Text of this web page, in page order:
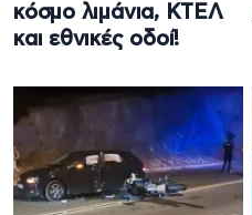
κόσμο λιμάνια, ΚΤΕΛ
και εθνικές οδοί!